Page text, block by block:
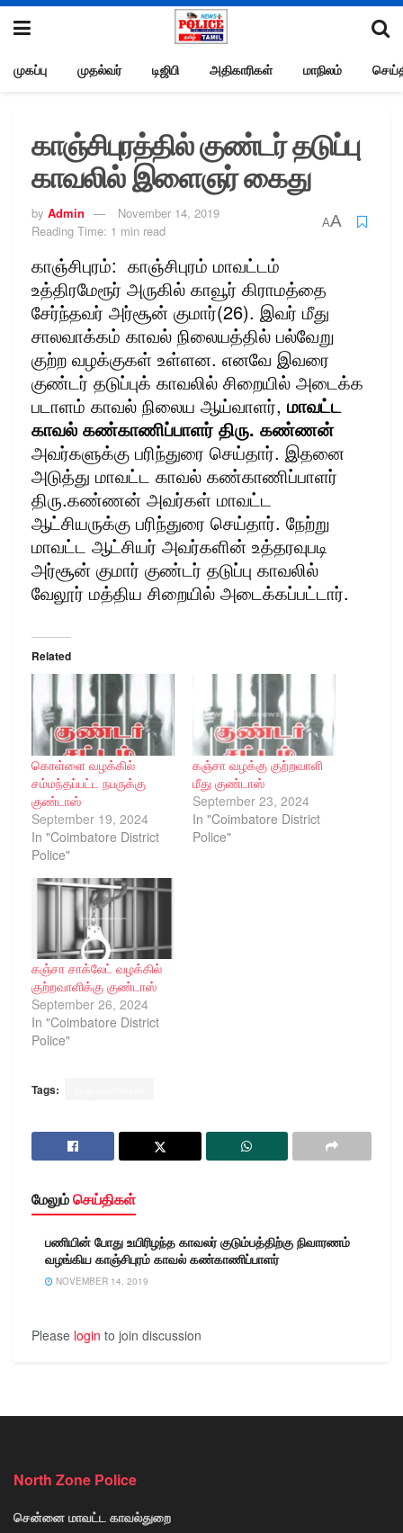
முகப்பு முதல்வர் டிஜிபி அதிகாரிகள் மாநிலம்
காஞ்சிபுரத்தில் குண்டர் தடுப்பு
காவலில் இளைஞர் கைது
by Admin
November 14, 2019
Reading Time: 1 min read
AA
காஞ்சிபுரம்: காஞ்சிபுரம் மாவட்டம்
உத்திரமேரூர் அருகில் காவூர் கிராமத்தை
சேர்ந்தவர் அர்சூன் குமார்(26). இவர் மீது
சாலவாக்கம் காவல் நிலையத்தில் பல்வேறு
குற்ற வழக்குகள் உள்ளன. எனவே இவரை
குண்டர் தடுப்புக் காவலில் சிறையில் அடைக்க
படாளம் காவல் நிலைய ஆய்வாளர், மாவட்ட
காவல் கண்காணிப்பாளர் திரு. கண்ணன்
அவர்களுக்கு பரிந்துரை செய்தார். இதனை
அடுத்து மாவட்ட காவல் கண்காணிப்பாளர்
திரு.கண்ணன் அவர்கள் மாவட்ட
ஆட்சியருக்கு பரிந்துரை செய்தார். நேற்று
மாவட்ட ஆட்சியர் அவர்களின் உத்தரவுபடி
அர்சூன் குமார் குண்டர் தடுப்பு காவலில்
வேலூர் மத்திய சிறையில் அடைக்கப்பட்டார்.
Related
கொள்ளை வழக்கில்
சம்மந்தப்பட்ட நபருக்கு
குண்டாஸ்
September 19, 2024
In "Coimbatore District
Police"
கஞ்சா வழக்கு குற்றவாளி
மீது குண்டாஸ்
September 23, 2024
In "Coimbatore District
Police"
கஞ்சா சாக்லேட் வழக்கில்
குற்றவாளிக்கு குண்டாஸ்
September 26, 2024
In "Coimbatore District
Police"
Tags:
மேலும்செய்திகள்
பணியின் போது உயிரிழந்த காவலர் குடும்பத்திற்கு நிவாரணம்
வழங்கிய காஞ்சிபுரம் காவல் கண்காணிப்பாளர்
NOVEMBER 14, 2019
Please login to join discussion
North Zone Police
சென்னை மாவட்ட காவல்துறை